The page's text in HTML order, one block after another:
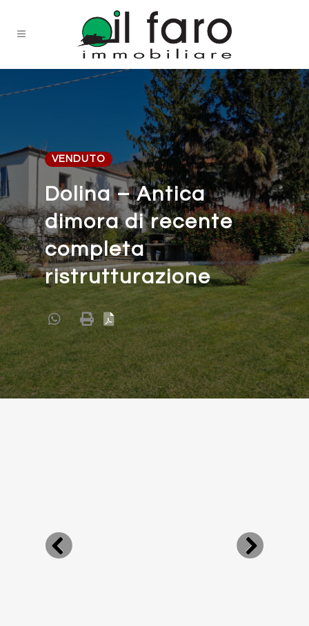
VENDUTO
Dolina – Antica
dimora di recente
completa
ristrutturazione